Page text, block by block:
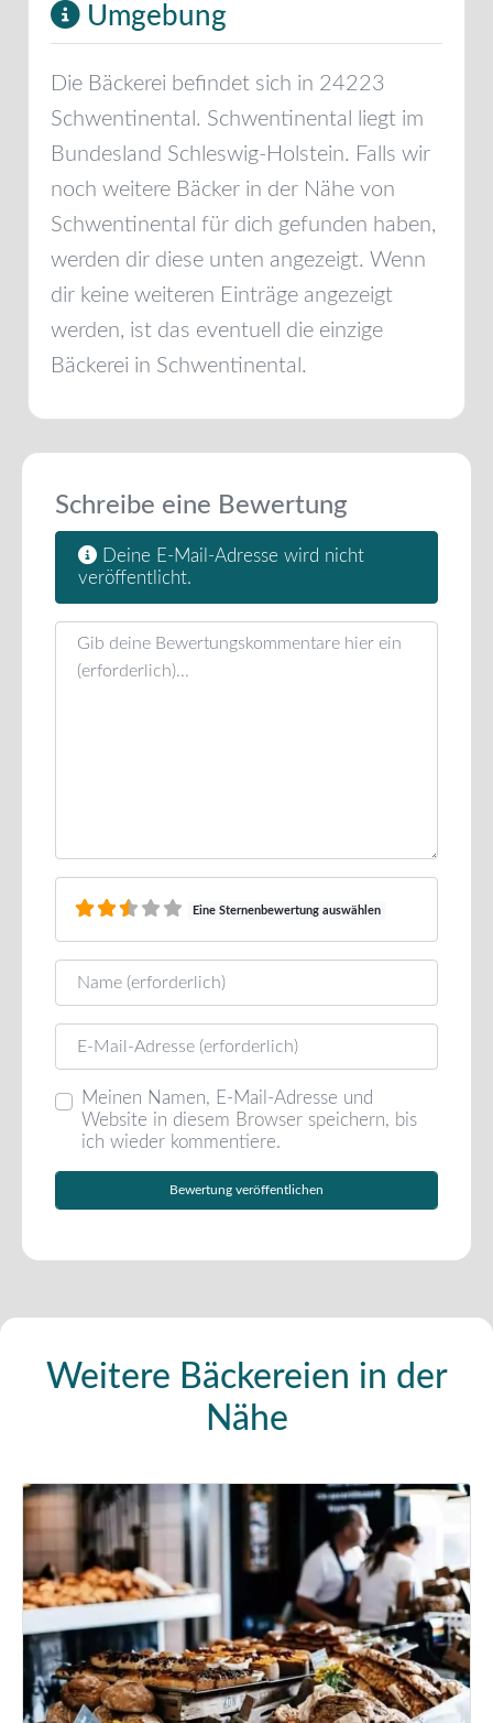
Umgebung
Die Bäckerei befindet sich in 24223
Schwentinental . Schwentinental
liegt im
Bundesland Schleswig-Holstein. Falls wir
noch weitere Bäcker in der Nähe von
Schwentinental für dich gefunden haben,
werden dir diese unten angezeigt. Wenn
dir keine weiteren Einträge angezeigt
werden, ist das eventuell die einzige
Bäckerei in Schwentinental .
Schreibe eine Bewertung
Deine E-Mail-Adresse wird nicht
veröffentlicht.
Rezensionstext
Eine Sternenbewertung auswählen
Name
E-Mail
Meinen Namen, E-Mail-Adresse und
Website in diesem Browser speichern, bis
ich wieder kommentiere.
Weitere Bäckereien in der
Nähe